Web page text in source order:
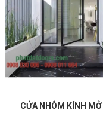
CỬA NHÔM KÍNH MỞ